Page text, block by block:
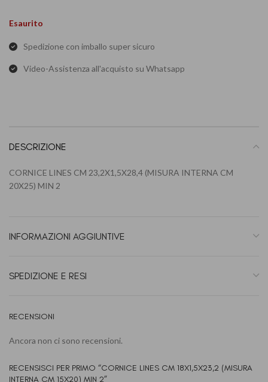
Esaurito
Spedizione con imballo super sicuro
Video-Assistenza all'acquisto su Whatsapp
DESCRIZIONE
CORNICE LINES CM 23,2X1,5X28,4 (MISURA INTERNA CM
20X25) MIN 2
INFORMAZIONI AGGIUNTIVE
SPEDIZIONE E RESI
RECENSIONI
Ancora non ci sono recensioni.
RECENSISCI PER PRIMO “CORNICE LINES CM 18X1,5X23,2 (MISURA
INTERNA CM 15X20) MIN 2”